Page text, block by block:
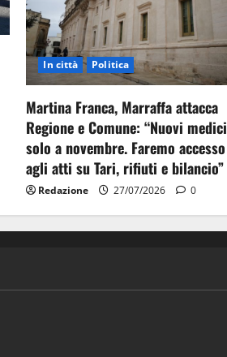
In città Politica
Martina Franca, Marraffa attacca
Regione e Comune: “Nuovi medici
solo a novembre. Faremo accesso
agli atti su Tari, rifiuti e bilancio”
Redazione 27/07/2026 0